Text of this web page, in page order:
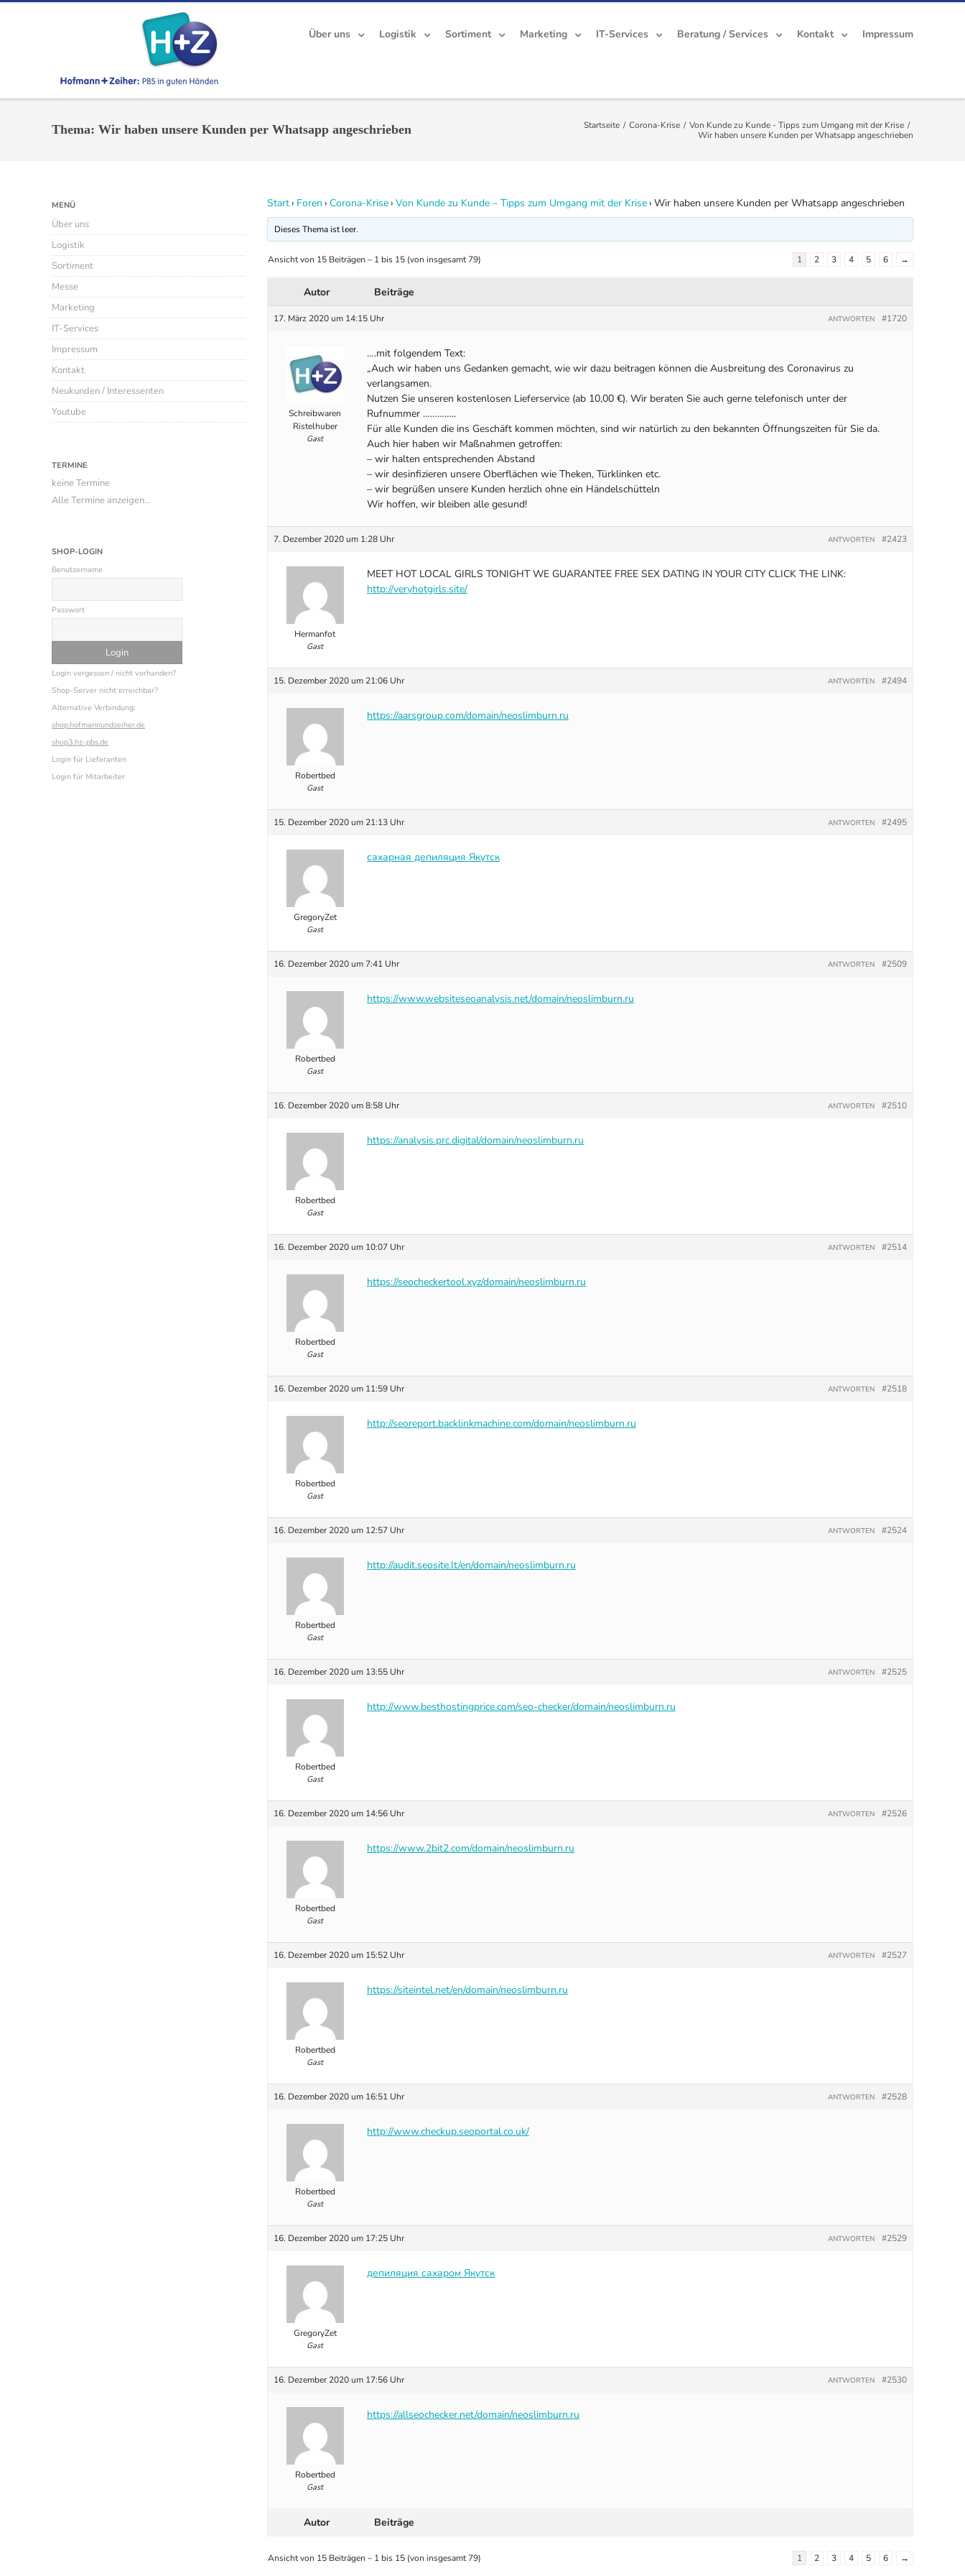
Über uns Logistik Sortiment Marketing IT-Services Beratung / Services Kontakt Impressum
Thema: Wir haben unsere Kunden per Whatsapp angeschrieben Startseite / Corona-Krise / Von Kunde zu Kunde - Tipps zum Umgang mit der Krise /
Wir haben unsere Kunden per Whatsapp angeschrieben
Start› Foren › Corona-Krise› Von Kunde zu Kunde – Tipps zum Umgang mit der Krise› Wir haben unsere Kunden per Whatsapp angeschrieben
Dieses Thema ist leer.
Ansicht von 15 Beiträgen – 1 bis 15 (von insgesamt 79) 1 2 3 4 5 6 →
Autor Beiträge
17. März 2020 um 14:15 Uhr #1720
ANTWORTEN
Schreibwaren
Ristelhuber
Gast
….mit folgendem Text:
„Auch wir haben uns Gedanken gemacht, wie wir dazu beitragen können die Ausbreitung des Coronavirus zu
verlangsamen.
Nutzen Sie unseren kostenlosen Lieferservice (ab 10,00 €). Wir beraten Sie auch gerne telefonisch unter der
Rufnummer …………..
Für alle Kunden die ins Geschäft kommen möchten, sind wir natürlich zu den bekannten Öffnungszeiten für Sie da.
Auch hier haben wir Maßnahmen getroffen:
– wir halten entsprechenden Abstand
– wir desinfizieren unsere Oberflächen wie Theken, Türklinken etc.
– wir begrüßen unsere Kunden herzlich ohne ein Händelschütteln
Wir hoffen, wir bleiben alle gesund!
7. Dezember 2020 um 1:28 Uhr #2423
ANTWORTEN
Hermanfot
Gast
MEET HOT LOCAL GIRLS TONIGHT WE GUARANTEE FREE SEX DATING IN YOUR CITY CLICK THE LINK:
http://veryhotgirls.site/
15. Dezember 2020 um 21:06 Uhr #2494
ANTWORTEN
Robertbed
Gast
https://aarsgroup.com/domain/neoslimburn.ru
15. Dezember 2020 um 21:13 Uhr #2495
ANTWORTEN
GregoryZet
Gast
сахарная депиляция Якутск
16. Dezember 2020 um 7:41 Uhr #2509
ANTWORTEN
Robertbed
Gast
https://www.websiteseoanalysis.net/domain/neoslimburn.ru
16. Dezember 2020 um 8:58 Uhr #2510
ANTWORTEN
Robertbed
Gast
https://analysis.prc.digital/domain/neoslimburn.ru
16. Dezember 2020 um 10:07 Uhr #2514
ANTWORTEN
Robertbed
Gast
https://seocheckertool.xyz/domain/neoslimburn.ru
16. Dezember 2020 um 11:59 Uhr #2518
ANTWORTEN
Robertbed
Gast
http://seoreport.backlinkmachine.com/domain/neoslimburn.ru
16. Dezember 2020 um 12:57 Uhr #2524
ANTWORTEN
Robertbed
Gast
http://audit.seosite.lt/en/domain/neoslimburn.ru
16. Dezember 2020 um 13:55 Uhr #2525
ANTWORTEN
Robertbed
Gast
http://www.besthostingprice.com/seo-checker/domain/neoslimburn.ru
16. Dezember 2020 um 14:56 Uhr #2526
ANTWORTEN
Robertbed
Gast
https://www.2bit2.com/domain/neoslimburn.ru
16. Dezember 2020 um 15:52 Uhr #2527
ANTWORTEN
Robertbed
Gast
https://siteintel.net/en/domain/neoslimburn.ru
16. Dezember 2020 um 16:51 Uhr #2528
ANTWORTEN
Robertbed
Gast
http://www.checkup.seoportal.co.uk/
16. Dezember 2020 um 17:25 Uhr #2529
ANTWORTEN
GregoryZet
Gast
депиляция сахаром Якутск
16. Dezember 2020 um 17:56 Uhr #2530
ANTWORTEN
Robertbed
Gast
https://allseochecker.net/domain/neoslimburn.ru
Autor Beiträge
Ansicht von 15 Beiträgen – 1 bis 15 (von insgesamt 79) 1 2 3 4 5 6 →
MENÜ
Über uns
Logistik
Sortiment
Messe
Marketing
IT-Services
Impressum
Kontakt
Neukunden / Interessenten
Youtube
TERMINE
keine Termine
Alle Termine anzeigen...
SHOP-LOGIN
Benutzername
Passwort
Login vergessen / nicht vorhanden?
Shop-Server nicht erreichbar?
Alternative Verbindung:
shop.hofmannundzeiher.de
shop3.hz-pbs.de
Login für Lieferanten
Login für Mitarbeiter